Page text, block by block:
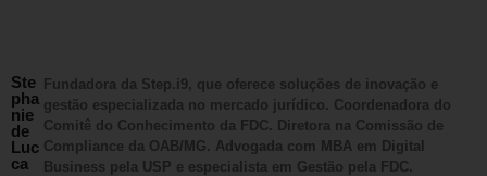
Ste
pha
nie
de
Luc
ca
Fundadora da Step.i9, que oferece soluções de inovação e
gestão especializada no mercado jurídico. Coordenadora do
Comitê do Conhecimento da FDC. ​Diretora na Comissão de
Compliance da OAB/MG.​ Advogada com MBA em Digital
Business pela USP e especialista em Gestão pela FDC.